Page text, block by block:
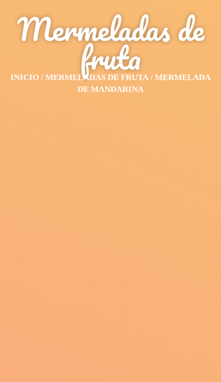
Mermeladas de
fruta
INICIO / MERMELADAS DE FRUTA / MERMELADA
DE MANDARINA